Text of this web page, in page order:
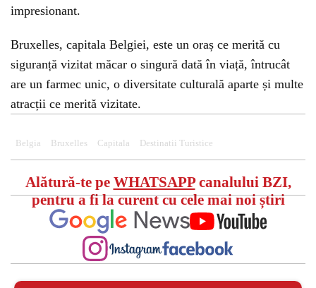
impresionant.
Bruxelles, capitala Belgiei, este un oraș ce merită cu
siguranță vizitat măcar o singură dată în viață, întrucât
are un farmec unic, o diversitate culturală aparte și multe
atracții ce merită vizitate.
Belgia Bruxelles Capitala Destinatii Turistice
Alătură-te pe WHATSAPPcanalului BZI,
pentru a fi la curent cu cele mai noi știri